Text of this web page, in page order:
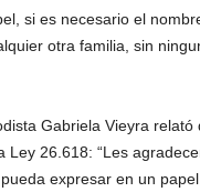
si es necesario el
otra familia, sin
Gabriela Vieyra
Ley 26.618: “Les
expresar en un